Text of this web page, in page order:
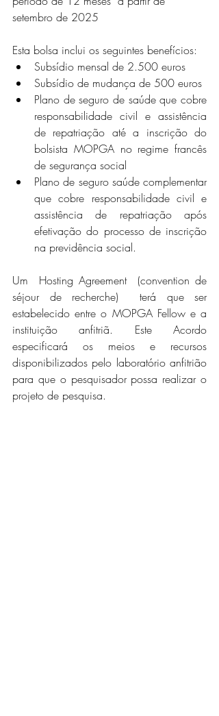
setembro de 2025
Esta bolsa inclui os seguintes benefícios:
Subsídio mensal de 2.500 euros
Subsídio de mudança de 500 euros
Plano de seguro de saúde que cobre
responsabilidade civil e assistência
de repatriação até a inscrição do
bolsista MOPGA no regime francês
de segurança social
Plano de seguro saúde complementar
que cobre responsabilidade civil e
assistência de repatriação após
efetivação do processo de inscrição
na previdência social.
Um  Hosting Agreement  (convention de
séjour de recherche)  terá que ser
estabelecido entre o MOPGA Fellow e a
instituição anfitriã. Este Acordo
especificará os meios e recursos
disponibilizados pelo laboratório anfitrião
para que o pesquisador possa realizar o
projeto de pesquisa.